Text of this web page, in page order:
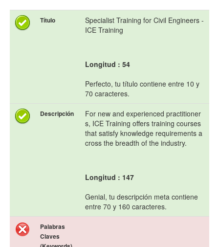
Título
Specialist Training for Civil Engineers -
ICE Training
Longitud : 54
Perfecto, tu título contiene entre 10 y
70 caracteres.
Descripción
For new and experienced practitioner
s, ICE Training offers training courses
that satisfy knowledge requirements a
cross the breadth of the industry.
Longitud : 147
Genial, tu descripción meta contiene
entre 70 y 160 caracteres.
Palabras
Claves